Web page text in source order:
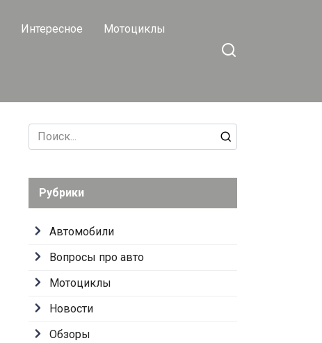
Интересное Мотоциклы
Search
for:
Рубрики
Автомобили
Вопросы про авто
Мотоциклы
Новости
Обзоры